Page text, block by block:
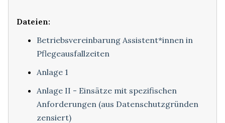
Dateien:
Betriebsvereinbarung Assistent*innen in
Pflegeausfallzeiten
Anlage 1
Anlage II - Einsätze mit spezifischen
Anforderungen (aus Datenschutzgründen
zensiert)